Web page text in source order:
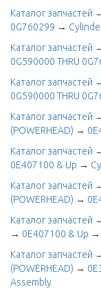
Каталог запчастей
0G760299 →
Каталог запчастей
0G590000 THRU
Каталог запчастей
0G590000 THRU
Каталог запчастей
(POWERHEAD) →
Каталог запчастей
0E407100 & Up →
Каталог запчастей
(POWERHEAD) →
Каталог запчастей
→ 0E407100 & Up →
Каталог запчастей
(POWERHEAD) →
Assembly